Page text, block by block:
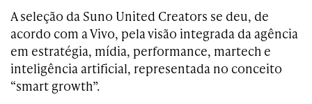
A seleção da Suno United Creators se deu, de
acordo com a Vivo, pela visão integrada da agência
em estratégia, mídia, performance, martech e
inteligência artificial, representada no conceito
“smart growth”.